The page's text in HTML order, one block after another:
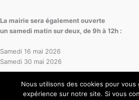
La mairie sera également ouverte
un samedi matin sur deux, de 9h à 12h :
Samedi 16 mai 2026
Samedi 30 mai 2026
Nous utilisons des cookies pour vous
expérience sur notre site. Si vous